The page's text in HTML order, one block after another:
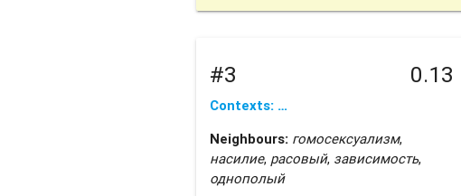
#3 0.13
Contexts: …
Neighbours: гомосексуализм,
насилие, расовый, зависимость,
однополый